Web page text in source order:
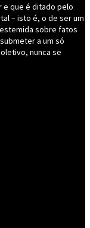
e que é ditado pelo
– isto é, o de ser um
sobre fatos
a um só
nunca se